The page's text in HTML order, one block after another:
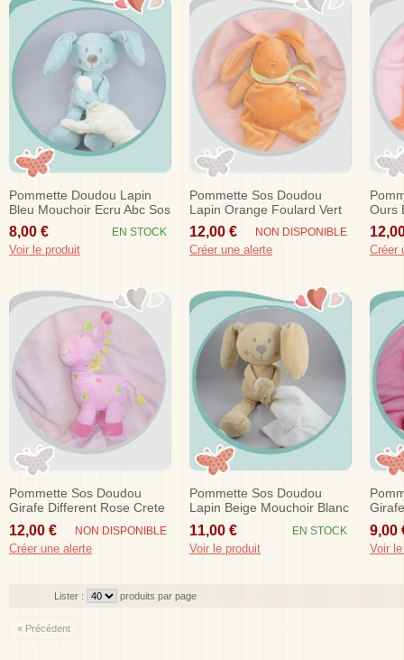
Pommette Doudou Lapin
Bleu Mouchoir Ecru Abc Sos
8,00 € EN STOCK
Voir le produit
Pommette Sos Doudou
Lapin Orange Foulard Vert
12,00 € NON DISPONIBLE
Créer une alerte
Ours
Créer
Pommette Sos Doudou
Girafe Different Rose Crete
Jaune
12,00 € NON DISPONIBLE
Créer une alerte
Pommette Sos Doudou
Lapin Beige Mouchoir Blanc
11,00 € EN STOCK
Voir le produit
Rose
9,00
Voir
Lister : produits par page
« Précédent